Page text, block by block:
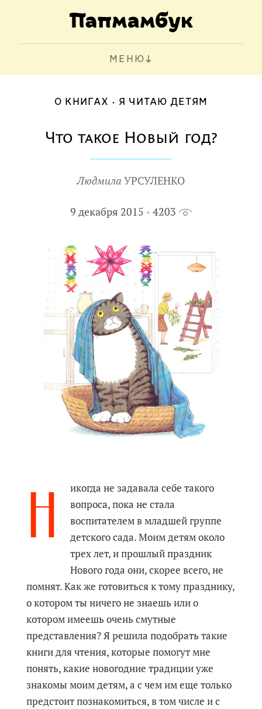
МЕНЮ
О КНИГАХ Я ЧИТАЮ ДЕТЯМ
Что такое Новый год?
Людмила УРСУЛЕНКО
9 декабря 2015 4203
Н
икогда не задавала себе такого
вопроса, пока не стала
воспитателем в младшей группе
детского сада. Моим детям около
трех лет, и прошлый праздник
Нового года они, скорее всего, не
помнят. Как же готовиться к тому празднику,
о котором ты ничего не знаешь или о
котором имеешь очень смутные
представления? Я решила подобрать такие
книги для чтения, которые помогут мне
понять, какие новогодние традиции уже
знакомы моим детям, а с чем им еще только
предстоит познакомиться, в том числе и с